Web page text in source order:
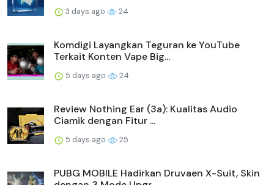
3 days ago 24
Komdigi Layangkan Teguran ke YouTube
Terkait Konten Vape Big...
5 days ago 24
Review Nothing Ear (3a): Kualitas Audio
Ciamik dengan Fitur ...
5 days ago 25
PUBG MOBILE Hadirkan Druvaen X-Suit, Skin